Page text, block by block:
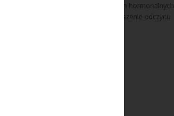
wynikającym z hirsutyzmu lub zmian hormonalnych.
zapalenia przy goleniu – zmniejszenie odczynu